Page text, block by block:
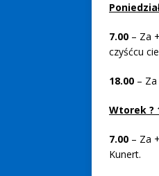
7.00 – Za
czyśćcu
18.00 –
Wtorek ?
7.00 – Za
Kunert.